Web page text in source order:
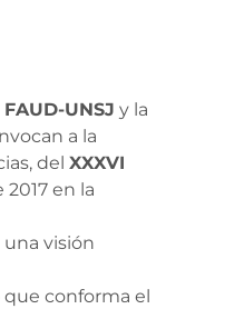
FAUD-UNSJ y la
a la
del XXXVI
en la
visión
conforma el